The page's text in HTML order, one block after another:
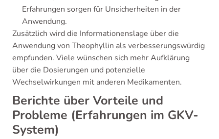
Erfahrungen sorgen für Unsicherheiten in der
Anwendung.
Zusätzlich wird die Informationenslage über die
Anwendung von Theophyllin als verbesserungswürdig
empfunden. Viele wünschen sich mehr Aufklärung
über die Dosierungen und potenzielle
Wechselwirkungen mit anderen Medikamenten.
Berichte über Vorteile und
Probleme (Erfahrungen im GKV-
System)